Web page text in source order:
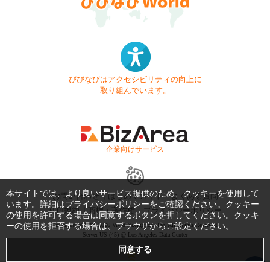
びびなびはアクセシビリティの向上に
取り組んでいます。
- 企業向けサービス -
お問い合わせ はじめてガイド
よくある質問
利用規約
商標・著作権 プライバシーポリシー
Copyright © 1999-2026 Vivid Navigation, Inc. All Rights Reserved.
Server US (45) @ Los Angeles Data Center
本サイトでは、より良いサービス提供のため、クッキーを使用して
います。詳細はプライバシーポリシーをご確認ください。クッキー
の使用を許可する場合は同意するボタンを押してください。クッキ
ーの使用を拒否する場合は、ブラウザからご設定ください。